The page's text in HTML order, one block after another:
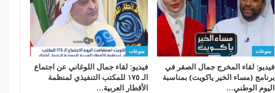
منوعات
فيديو: لقاء المخرج جمال الصقر في
برنامج (مساء الخير ياكويت) بمناسبة
اليوم الوطني…
منوعات
فيديو: لقاء جمال اللوغاني عن اجتماع
الـ ١٧٥ للمكتب التنفيذي لمنظمة
الأقطار العربية…